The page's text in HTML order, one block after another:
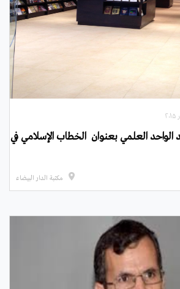
العلمي بعنوان الخطاب الإسلامي في
مكتبة الدار البيضاء